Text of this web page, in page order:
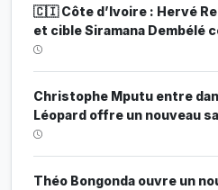
🇨🇮 Côte d’Ivoire : Hervé
et cible Siramana Dembélé
Christophe Mputu entre
Léopard offre un nouveau
Théo Bongonda ouvre un